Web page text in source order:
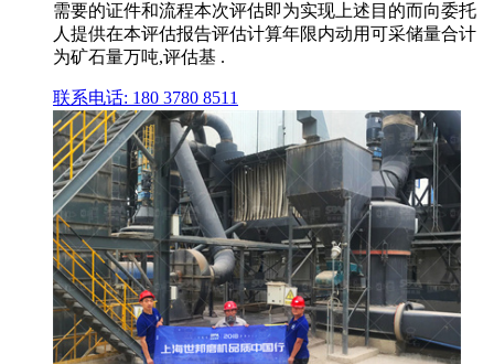
需要的证件和流程本次评估即为实现上述目的而向委托
人提供在本评估报告评估计算年限内动用可采储量合计
为矿石量万吨,评估基 .
联系电话: 180 3780 8511